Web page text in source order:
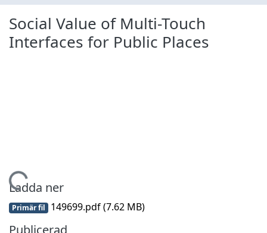
Social Value of Multi-Touch
Interfaces for Public Places
Hämtar...
Ladda ner
Primär fil 149699.pdf(7.62 MB)
Publicerad